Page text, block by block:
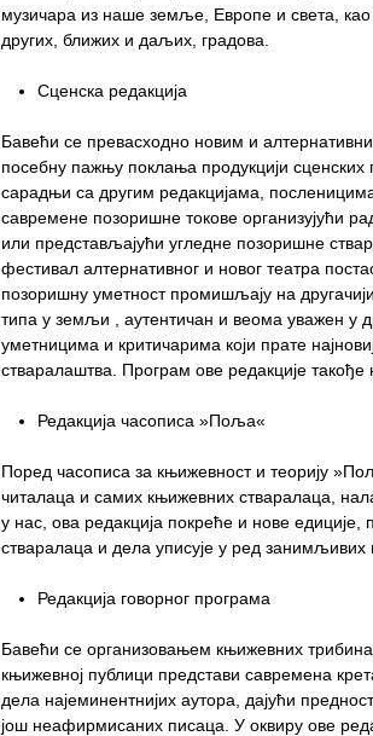
музичара из наше земље, Европе и света,
других, ближих и даљих, градова.
Сценска редакција
Бавећи се превасходно новим и
посебну пажњу поклања продукцији
сарадњи са другим редакцијама,
савремене позоришне токове организујући
или представљајући угледне позоришне
фестивал алтернативног и новог театра
позоришну уметност промишљају на
типа у земљи , аутентичан и веома уважен у
уметницима и критичарима који прате
стваралаштва. Програм ове редакције такође
Редакција часописа »Поља«
Поред часописа за књижевност и теорију
читалаца и самих књижевних стваралаца,
у нас, ова редакција покреће и нове
стваралаца и дела уписује у ред занимљивих
Редакција говорног програма
Бавећи се организовањем књижевних
књижевној публици представи савремена
дела најеминентнијих аутора, дајући
још неафирмисаних писаца. У оквиру ове